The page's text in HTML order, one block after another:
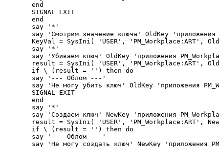
end
SIGNAL EXIT
end
say '*'
say 'Смотрим значение ключа' OldKey 'приложения
KeyVal = SysIni( 'USER', 'PM_Workplace:ART',
say '*'
say 'Убиваем ключ' OldKey 'приложения
result = SysIni( 'USER', 'PM_Workplace:ART',
if \ (result = '') then do
say '--- Облом ---'
say 'Hе могу убить ключ' OldKey 'приложения
SIGNAL EXIT
end
say '*'
say 'Создаем ключ' NewKey 'приложения
result = SysIni( 'USER', 'PM_Workplace:ART',
if \ (result = '') then do
say '--- Облом ---'
say 'Hе могу создать ключ' NewKey 'приложения